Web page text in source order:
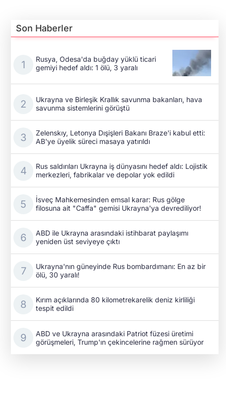
Son Haberler
Rusya, Odesa'da buğday yüklü ticari
gemiyi hedef aldı: 1 ölü, 3 yaralı
Ukrayna ve Birleşik Krallık savunma bakanları, hava
savunma sistemlerini görüştü
Zelenskıy, Letonya Dışişleri Bakanı Braze'i kabul etti:
AB'ye üyelik süreci masaya yatırıldı
Rus saldırıları Ukrayna iş dünyasını hedef aldı: Lojistik
merkezleri, fabrikalar ve depolar yok edildi
İsveç Mahkemesinden emsal karar: Rus gölge
filosuna ait "Caffa" gemisi Ukrayna'ya devrediliyor!
ABD ile Ukrayna arasındaki istihbarat paylaşımı
yeniden üst seviyeye çıktı
Ukrayna'nın güneyinde Rus bombardımanı: En az bir
ölü, 30 yaralı!
Kırım açıklarında 80 kilometrekarelik deniz kirliliği
tespit edildi
ABD ve Ukrayna arasındaki Patriot füzesi üretimi
görüşmeleri, Trump'ın çekincelerine rağmen sürüyor